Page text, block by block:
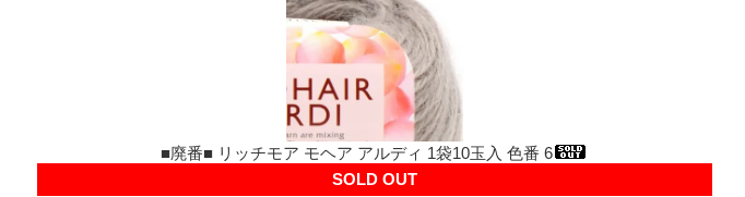
■廃番■ リッチモア モヘア アルディ 1袋10玉入 色番 6
SOLD OUT